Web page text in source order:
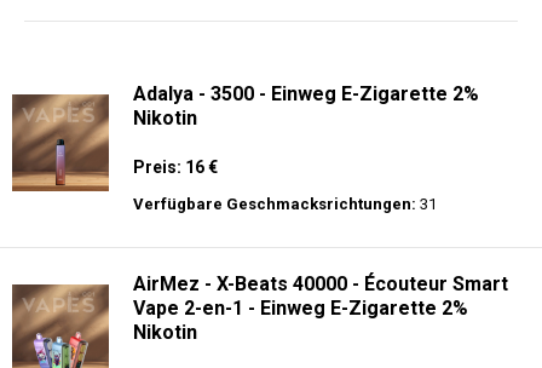
Adalya - 3500 - Einweg E-Zigarette 2%
Nikotin
Preis: 16 €
Verfügbare Geschmacksrichtungen: 31
AirMez - X-Beats 40000 - Écouteur Smart
Vape 2-en-1 - Einweg E-Zigarette 2%
Nikotin